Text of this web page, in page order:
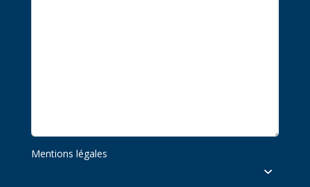
Mentions légales